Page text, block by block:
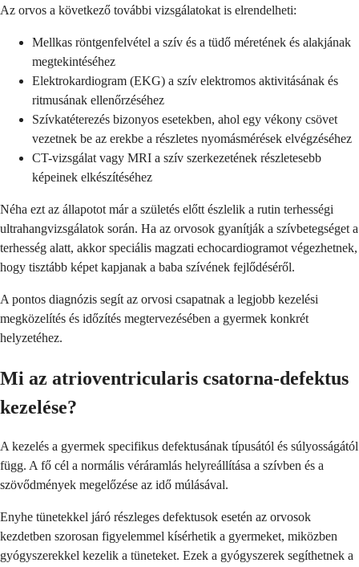
Az orvos a következő további vizsgálatokat is elrendelheti:
Mellkas röntgenfelvétel a szív és a tüdő méretének és alakjának
megtekintéséhez
Elektrokardiogram (EKG) a szív elektromos aktivitásának és
ritmusának ellenőrzéséhez
Szívkatéterezés bizonyos esetekben, ahol egy vékony csövet
vezetnek be az erekbe a részletes nyomásmérések elvégzéséhez
CT-vizsgálat vagy MRI a szív szerkezetének részletesebb
képeinek elkészítéséhez
Néha ezt az állapotot már a születés előtt észlelik a rutin terhességi
ultrahangvizsgálatok során. Ha az orvosok gyanítják a szívbetegséget a
terhesség alatt, akkor speciális magzati echocardiogramot végezhetnek,
hogy tisztább képet kapjanak a baba szívének fejlődéséről.
A pontos diagnózis segít az orvosi csapatnak a legjobb kezelési
megközelítés és időzítés megtervezésében a gyermek konkrét
helyzetéhez.
Mi az atrioventricularis csatorna-defektus
kezelése?
A kezelés a gyermek specifikus defektusának típusától és súlyosságától
függ. A fő cél a normális véráramlás helyreállítása a szívben és a
szövődmények megelőzése az idő múlásával.
Enyhe tünetekkel járó részleges defektusok esetén az orvosok
kezdetben szorosan figyelemmel kísérhetik a gyermeket, miközben
gyógyszerekkel kezelik a tüneteket. Ezek a gyógyszerek segíthetnek a